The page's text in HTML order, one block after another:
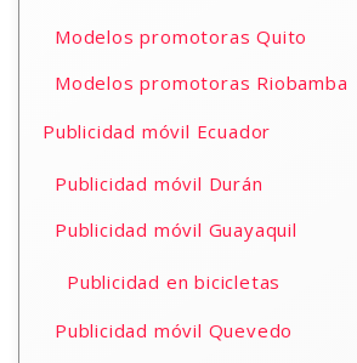
Modelos promotoras Quito
Modelos promotoras Riobamba
Publicidad móvil Ecuador
Publicidad móvil Durán
Publicidad móvil Guayaquil
Publicidad en bicicletas
Publicidad móvil Quevedo